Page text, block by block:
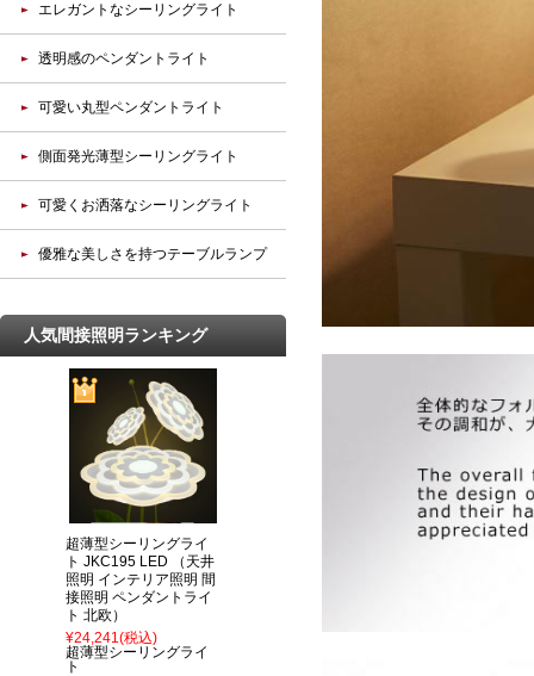
エレガントなシーリングライト
透明感のペンダントライト
可愛い丸型ペンダントライト
側面発光薄型シーリングライト
可愛くお洒落なシーリングライト
優雅な美しさを持つテーブルランプ
人気間接照明ランキング
超薄型シーリングライ
ト JKC195 LED （天井
照明 インテリア照明 間
接照明 ペンダントライ
ト 北欧）
¥24,241(税込)
超薄型シーリングライ
ト